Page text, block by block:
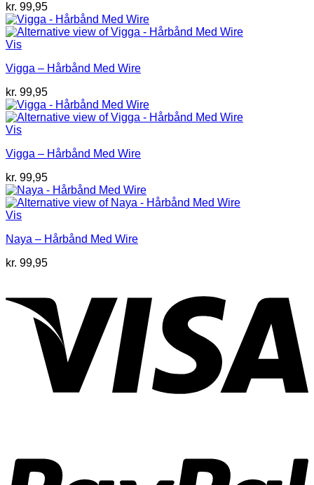
kr. 99,95
Vis
Vigga – Hårbånd Med Wire
kr. 99,95
Vis
Vigga – Hårbånd Med Wire
kr. 99,95
Vis
Naya – Hårbånd Med Wire
kr. 99,95